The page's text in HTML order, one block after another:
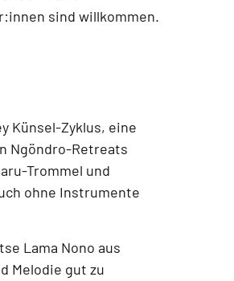
sind willkommen.
Künsel-Zyklus, eine
Ngöndro-Retreats
Trommel und
ohne Instrumente
Lama Nono aus
Melodie gut zu